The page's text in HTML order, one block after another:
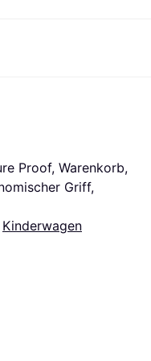
Proof, Warenkorb,
Griff,
Kinderwagen